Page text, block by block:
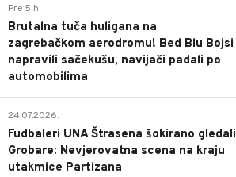
Pre 5 h
Brutalna tuča huligana na
zagrebačkom aerodromu! Bed Blu Bojsi
napravili sačekušu, navijači padali po
automobilima
24.07.2026.
Fudbaleri UNA Štrasena šokirano gledali
Grobare: Nevjerovatna scena na kraju
utakmice Partizana